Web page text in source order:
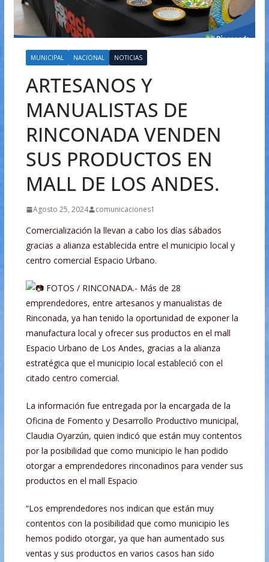
MUNICIPAL NACIONAL NOTICIAS
ARTESANOS Y
MANUALISTAS DE
RINCONADA VENDEN
SUS PRODUCTOS EN
MALL DE LOS ANDES.
Agosto 25, 2024 comunicaciones1
Comercialización la llevan a cabo los días sábados
gracias a alianza establecida entre el municipio local y
centro comercial Espacio Urbano.
FOTOS / RINCONADA.- Más de 28
emprendedores, entre artesanos y manualistas de
Rinconada, ya han tenido la oportunidad de exponer la
manufactura local y ofrecer sus productos en el mall
Espacio Urbano de Los Andes, gracias a la alianza
estratégica que el municipio local estableció con el
citado centro comercial.
La información fue entregada por la encargada de la
Oficina de Fomento y Desarrollo Productivo municipal,
Claudia Oyarzún, quien indicó que están muy contentos
por la posibilidad que como municipio le han podido
otorgar a emprendedores rinconadinos para vender sus
productos en el mall Espacio
“Los emprendedores nos indican que están muy
contentos con la posibilidad que como municipio les
hemos podido otorgar, ya que han aumentado sus
ventas y sus productos en varios casos han sido